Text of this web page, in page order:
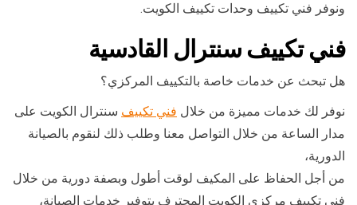
ونوفر فني تكييف وحدات تكييف الكويت.
فني تكييف سنترال القادسية
هل تبحث عن خدمات خاصة بالتكييف المركزي؟
نوفر لك خدمات مميزة من خلال فني تكييف سنترال الكويت على
مدار الساعة من خلال التواصل معنا وطلب ذلك لنقوم بالصيانة
الدورية،
من أجل الحفاظ على المكيف لوقت أطول وبصفة دورية من خلال
فنى تكييف مركزي الكويت المحترف بتوفير خدمات الصيانة،